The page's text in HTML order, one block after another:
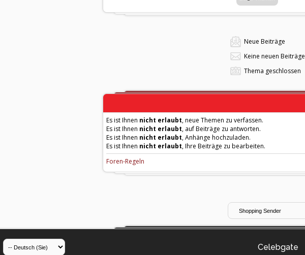
Neue Beiträge
Keine neuen Beiträge
Thema geschlossen
Es ist Ihnen nicht erlaubt, neue Themen zu verfassen.
Es ist Ihnen nicht erlaubt, auf Beiträge zu antworten.
Es ist Ihnen nicht erlaubt, Anhänge hochzuladen.
Es ist Ihnen nicht erlaubt, Ihre Beiträge zu bearbeiten.
Foren-Regeln
Celebgate